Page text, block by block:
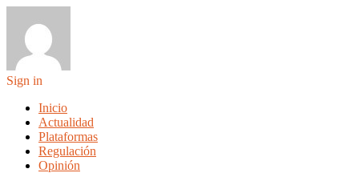
Sign in
Inicio
Actualidad
Plataformas
Regulación
Opinión